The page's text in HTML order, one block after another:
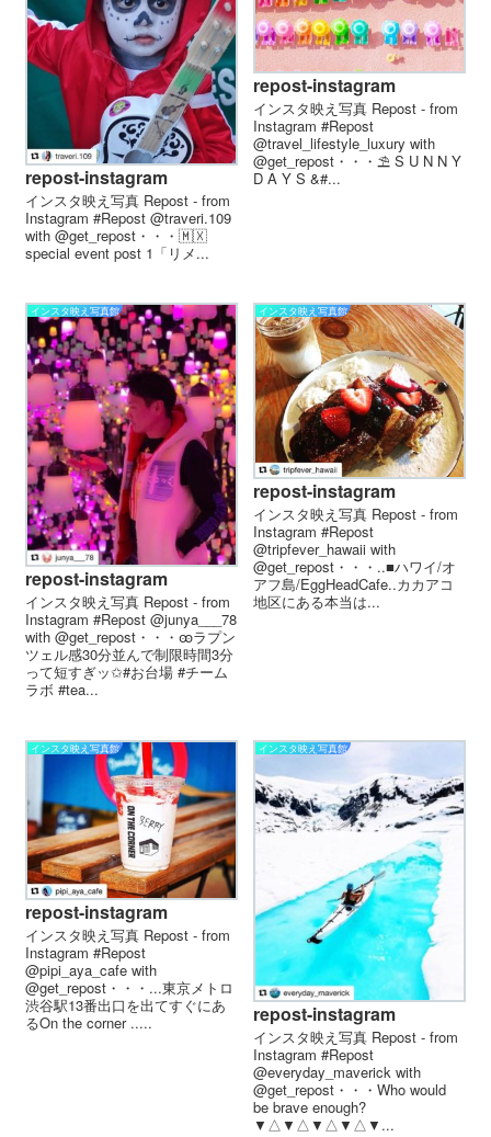
repost-instagram
インスタ映え写真 Repost - from
Instagram #Repost @traveri.109
with @get_repost・・・🇲🇽
special event post 1 「リメ...
repost-instagram
インスタ映え写真 Repost - from
Instagram #Repost
@travel_lifestyle_luxury with
@get_repost・・・⛱ S U N N Y
D A Y S &#...
インスタ映え写真館
repost-instagram
インスタ映え写真 Repost - from
Instagram #Repost @junya___78
with @get_repost・・・ꙭラプン
ツェル感30分並んで制限時間3分
って短すぎッ✩#お台場 #チーム
ラボ #tea...
インスタ映え写真館
repost-instagram
インスタ映え写真 Repost - from
Instagram #Repost
@tripfever_hawaii with
@get_repost・・・..■ハワイ/オ
アフ島/EggHeadCafe..カカアコ
地区にある本当は...
インスタ映え写真館
repost-instagram
インスタ映え写真 Repost - from
Instagram #Repost
@pipi_aya_cafe with
@get_repost・・・...東京メトロ
渋谷駅13番出口を出てすぐにあ
るOn the corner .....
インスタ映え写真館
repost-instagram
インスタ映え写真 Repost - from
Instagram #Repost
@everyday_maverick with
@get_repost・・・Who would
be brave enough?
▼△▼△▼△▼△▼...